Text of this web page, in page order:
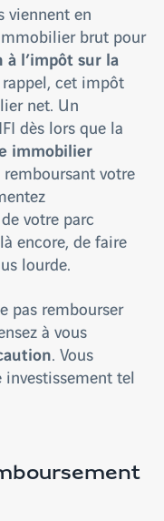
viennent en
brut pour
à l’impôt sur la
rappel, cet impôt
net. Un
dès lors que la
immobilier
remboursant votre
votre parc
encore, de faire
lourde.
pas rembourser
à vous
. Vous
investissement tel